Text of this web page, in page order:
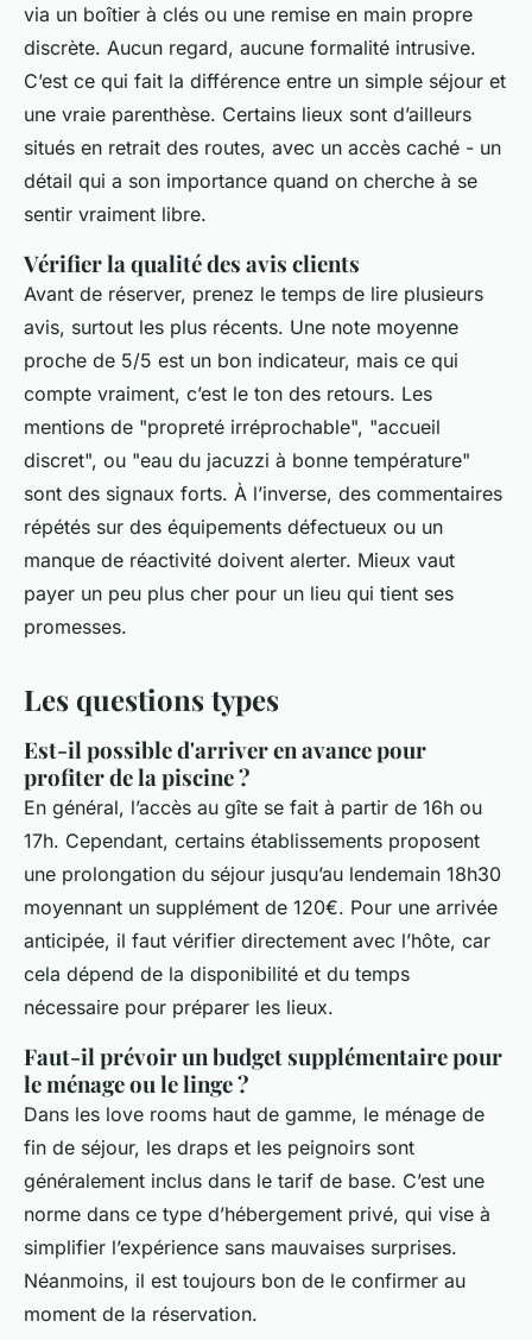
via un boîtier à clés ou une remise en main propre
discrète. Aucun regard, aucune formalité intrusive.
C’est ce qui fait la différence entre un simple séjour et
une vraie parenthèse. Certains lieux sont d’ailleurs
situés en retrait des routes, avec un accès caché - un
détail qui a son importance quand on cherche à se
sentir vraiment libre.
Vérifier la qualité des avis clients
Avant de réserver, prenez le temps de lire plusieurs
avis, surtout les plus récents. Une note moyenne
proche de 5/5 est un bon indicateur, mais ce qui
compte vraiment, c’est le ton des retours. Les
mentions de "propreté irréprochable", "accueil
discret", ou "eau du jacuzzi à bonne température"
sont des signaux forts. À l’inverse, des commentaires
répétés sur des équipements défectueux ou un
manque de réactivité doivent alerter. Mieux vaut
payer un peu plus cher pour un lieu qui tient ses
promesses.
Les questions types
Est-il possible d'arriver en avance pour
profiter de la piscine ?
En général, l’accès au gîte se fait à partir de 16h ou
17h. Cependant, certains établissements proposent
une prolongation du séjour jusqu’au lendemain 18h30
moyennant un supplément de 120€. Pour une arrivée
anticipée, il faut vérifier directement avec l’hôte, car
cela dépend de la disponibilité et du temps
nécessaire pour préparer les lieux.
Faut-il prévoir un budget supplémentaire pour
le ménage ou le linge ?
Dans les love rooms haut de gamme, le ménage de
fin de séjour, les draps et les peignoirs sont
généralement inclus dans le tarif de base. C’est une
norme dans ce type d’hébergement privé, qui vise à
simplifier l’expérience sans mauvaises surprises.
Néanmoins, il est toujours bon de le confirmer au
moment de la réservation.